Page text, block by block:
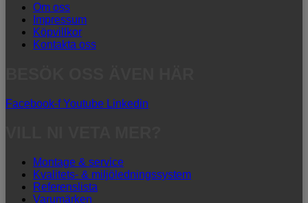
Om oss
Impressum
Köpvillkor
Kontakta oss
Facebook-f Youtube Linkedin
Montage & service
Kvalitets- & miljöledningssystem
Referenslista
Varumärken